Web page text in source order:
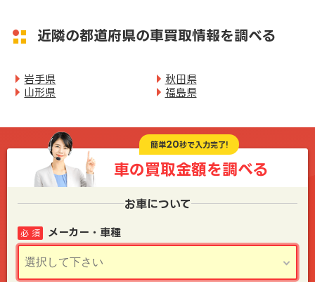
近隣の都道府県の車買取情報を調べる
岩手県
秋田県
山形県
福島県
簡単20秒で入力完了!
車の買取金額を調べる
お車について
メーカー・車種
必 須